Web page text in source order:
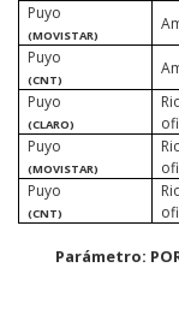
Puyo
(MOVISTAR)
Puyo
(CNT)
Puyo
(CLARO)
Puyo
(MOVISTAR)
Puyo
(CNT)
Parámetro: